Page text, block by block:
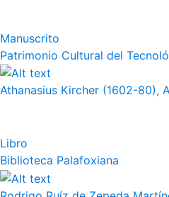
Manuscrito
Patrimonio Cultural del
Athanasius Kircher (1602-80),
Libro
Biblioteca Palafoxiana